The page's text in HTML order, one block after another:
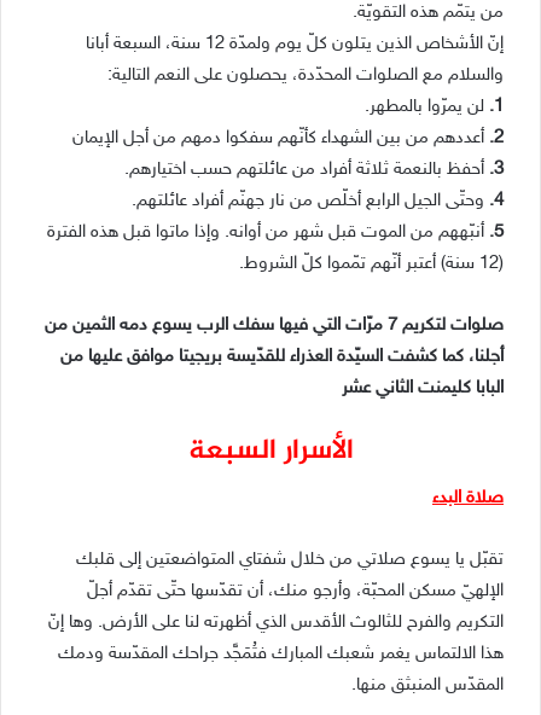
من يتمّم هذه التقويّة.
إنّ الأشخاص الذين يتلون كلّ يوم ولمدّة 12 سنة، السبعة أبانا
والسلام مع الصلوات المحدّدة، يحصلون على النعم التالية:
1. لن يمرّوا بالمطهر.
2. أعددهم من بين الشهداء كأنّهم سفكوا دمهم من أجل الإيمان
3. أحفظ بالنعمة ثلاثة أفراد من عائلتهم حسب اختيارهم.
4. وحتّى الجيل الرابع أخلّص من نار جهنّم أفراد عائلتهم.
5. أنبّههم من الموت قبل شهر من أوانه. وإذا ماتوا قبل هذه الفترة
(12 سنة) أعتبر أنّهم تمّموا كلّ الشروط.
صلوات لتكريم 7 مرّات التي فيها سفك الرب يسوع دمه الثمين من
أجلنا، كما كشفت السيّدة العذراء للقدّيسة بريجيتا موافق عليها من
البابا كليمنت الثاني عشر
الأسرار السبعة
صلاة البدء
تقبّل يا يسوع صلاتي من خلال شفتاي المتواضعتين إلى قلبك
الإلهيّ مسكن المحبّة، وأرجو منك، أن تقدّسها حتّى تقدّم أجلّ
التكريم والفرح للثالوث الأقدس الذي أظهرته لنا على الأرض. وها إنّ
هذا الالتماس يغمر شعبك المبارك فتُمَجَّد جراحك المقدّسة ودمك
المقدّس المنبثق منها.